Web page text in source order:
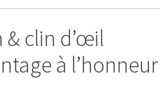
clin d’œil
à l’honneur